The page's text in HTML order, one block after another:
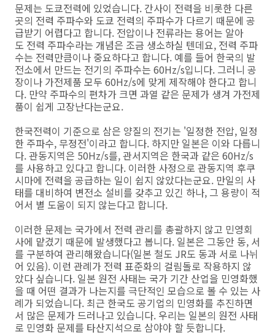
문제는 도쿄전력에 있었습니다. 간사이 전력을 비롯한 다른
곳의 전력 주파수와 도쿄 전력의 주파수가 다르기 때문에 공
급받기 어렵다고 합니다. 전압이나 전류라는 용어는 알아
도 전력 주파수라는 개념은 조금 생소하실 텐데요, 전력 주파
수는 전력만큼이나 중요하다고 합니다. 예를 들어 한국의 발
전소에서 만드는 전기의 주파수는 60Hz/s입니다. 그러니 공
장이나 가전제품 모두 60Hz/s에 맞게 제작해야 한다고 합니
다. 만약 주파수의 편차가 크면 과열 같은 문제가 생겨 가전제
품이 쉽게 고장난다는군요.
한국전력이 기준으로 삼은 양질의 전기는 '일정한 전압, 일정
한 주파수, 무정전'이라고 합니다. 하지만 일본은 이와 다릅니
다. 관동지역은 50Hz/s를, 관서지역은 한국과 같은 60Hz/s
를 사용하고 있다고 합니다. 이러한 사정으로 관동지역 후쿠
시마에 전력을 공급하는 일이 쉽지 않았다는군요. 만일의 사
태를 대비하여 변전소 설비를 갖추고 있긴 하나, 그 용량이 적
어서 별 도움이 되지 않는다고 합니다.
이러한 문제는 국가에서 전력 관리를 총괄하지 않고 민영회
사에 맡겼기 때문에 발생했다고 봅니다. 일본은 그동안 동, 서
를 구분하여 관리해왔습니다(일본 철도 JR도 동과 서로 나뉘
어 있음). 이런 관례가 전력 표준화의 걸림돌로 작용하지 않
았다 싶습니다. 일본 원전 사태는 국가 기간 산업을 민영화했
을 때 어떤 결과가 나는지를 극단적인 모습으로 볼 수 있는 사
례가 되었습니다. 최근 한국도 공기업의 민영화를 추진하면
서 많은 문제가 드러나고 있습니다. 우리는 일본의 원전 사태
로 민영화 문제를 타산지석으로 삼야야 할 듯합니다.